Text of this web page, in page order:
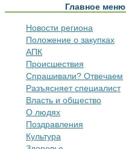
Главное меню
Новости региона
Положение о закупках
АПК
Происшествия
Спрашивали? Отвечаем
Разъясняет специалист
Власть и общество
О людях
Поздравления
Культура